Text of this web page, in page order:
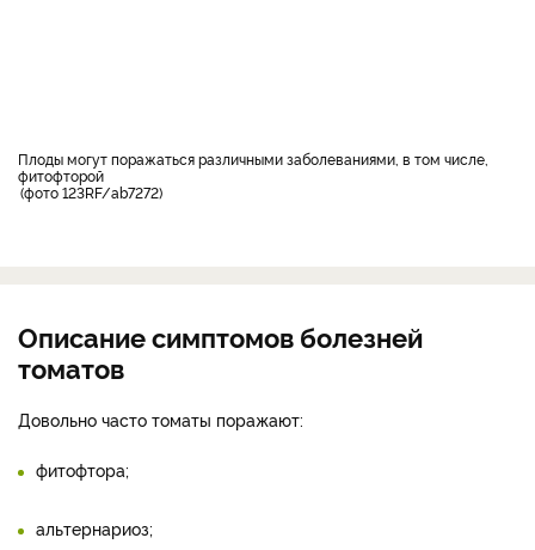
Плоды могут поражаться различными заболеваниями, в том числе,
фитофторой
фото 123RF/ab7272
Описание симптомов болезней
томатов
Довольно часто томаты поражают:
фитофтора;
альтернариоз;